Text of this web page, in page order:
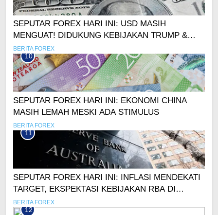
SEPUTAR FOREX HARI INI: USD MASIH
MENGUAT! DIDUKUNG KEBIJAKAN TRUMP &
KETIDAKPASTIAN GLOBAL
BERITA FOREX
10
SEPUTAR FOREX HARI INI: EKONOMI CHINA
MASIH LEMAH MESKI ADA STIMULUS
BERITA FOREX
11
SEPUTAR FOREX HARI INI: INFLASI MENDEKATI
TARGET, EKSPEKTASI KEBIJAKAN RBA DI
TAHUN DEPAN
BERITA FOREX
12